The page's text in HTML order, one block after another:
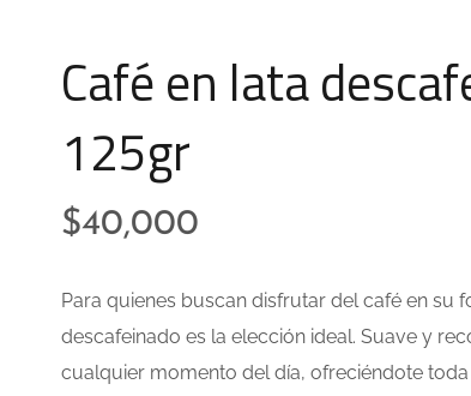
Café en lata
125gr
$40,000
Para quienes buscan disfrutar del café en su
descafeinado es la elección ideal. Suave y
cualquier momento del día, ofreciéndote